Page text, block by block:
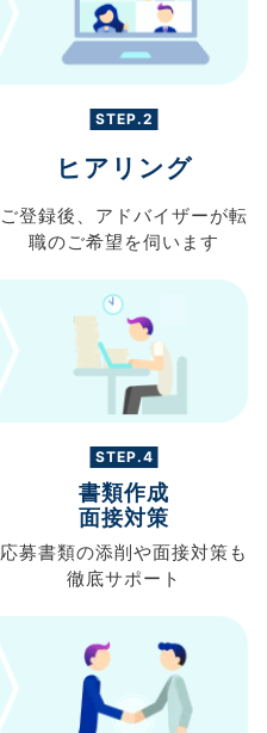
STEP.2
ヒアリング
ご登録後、 アドバイザーが転
職のご希望を伺います
STEP.4
書類作成
面接対策
応募書類の添削や面接対策も
徹底サポート